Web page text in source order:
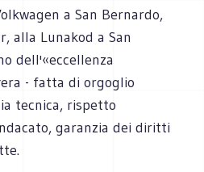
a San Bernardo,
alla Lunakod a San
dell'«eccellenza
- fatta di orgoglio
tecnica, rispetto
garanzia dei diritti